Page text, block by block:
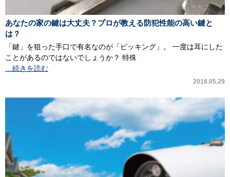
あなたの家の鍵は大丈夫？プロが教える防犯性能の高い鍵と
は？
「鍵」を狙った手口で有名なのが「ピッキング」。 一度は耳にした
ことがあるのではないでしょうか？ 特殊
…続きを読む
2018.05.29